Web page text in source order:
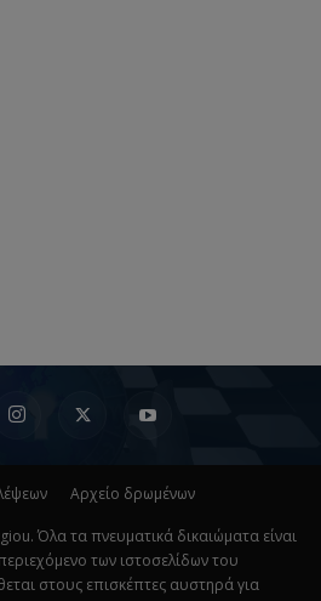
Αρχείο δρωμένων
Όλα τα πνευματικά δικαιώματα είναι
των ιστοσελίδων του
στους επισκέπτες αυστηρά για